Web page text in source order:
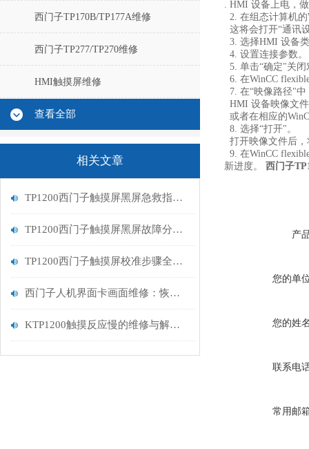
西门子TP170B/TP177A维修
西门子TP277/TP270维修
HMI触摸屏维修
查看全部
相关文章
TP1200西门子触摸屏黑屏急救指南：从排查到修复的完整流程
TP1200西门子触摸屏黑屏故障分析与维修指南
TP1200西门子触摸屏校准步骤全解析
西门子人机界面卡画面维修：恢复高效交互的关键步骤
KTP1200触摸反应慢的维修与解决方案
. HMI 设备上电，
2. 在组态计算机
这将会打开“通讯
3. 选择HMI 设备
4. 设置连接参数。
5. 单击“确定"关闭
6. 在WinCC
7. 在“映像路径"
HMI 设备映像文
或者在相应的
8. 选择“打开"。
打开映像文件后
9. 在WinCC
新进度。 西门子
产
您的单
您的姓
联系电
常用邮